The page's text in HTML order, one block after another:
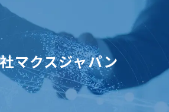
マクスジャパン